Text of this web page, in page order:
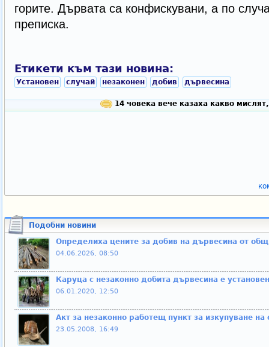
горите. Дървата са конфискувани, а по
преписка.
Етикети към тази новина:
Установен случай незаконен добив дървесина
14 човека вече казаха какво
Подобни новини
Определиха цените за добив на дървесина от
04.06.2026, 08:50
Каруца с незаконно добита дървесина е
06.01.2020, 12:50
Акт за незаконно работещ пункт за изкупуване
23.05.2008, 16:49